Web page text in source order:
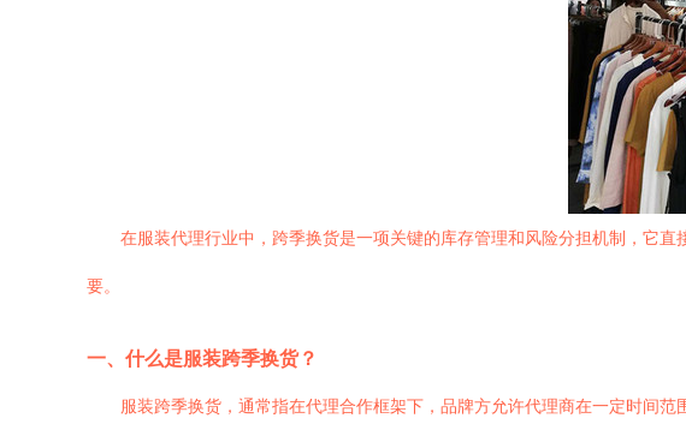
在服装代理行业中，跨季换货是一项关键的库存管理和风险分担机制，它
要。
一、什么是服装跨季换货？
服装跨季换货，通常指在代理合作框架下，品牌方允许代理商在一定时间